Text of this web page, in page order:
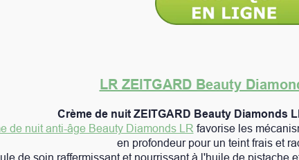
ZEITGARD Beauty Diamonds crème de nuit
nuit ZEITGARD Beauty Diamonds LR – pour un confort
Diamonds LRfavorise les mécanismes de régénération
en profondeur pour un teint frais et radieux dès le matin.
et nourrissant à l'huile de pistache et de pépins de raisin